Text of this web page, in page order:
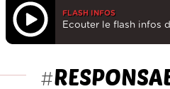
FLASH INFOS
Ecouter le flash infos
#